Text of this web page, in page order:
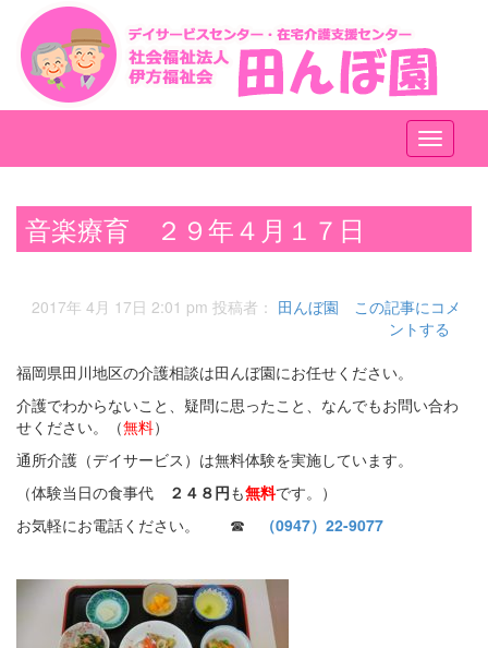
メ
ニ
ー
音楽療育 ２９年４月１７日
2017年 4月 17日 2:01 pm 投稿者： 田んぼ園
この記事にコメ
ントする
福岡県田川地区の介護相談は田んぼ園にお任せください。
介護でわからないこと、疑問に思ったこと、なんでもお問い合わ
せください。（無料）
通所介護（デイサービス）は無料体験を実施しています。
（体験当日の食事代
２４８円も無料です。）
お気軽にお電話ください。 ☎
（0947）22-9077